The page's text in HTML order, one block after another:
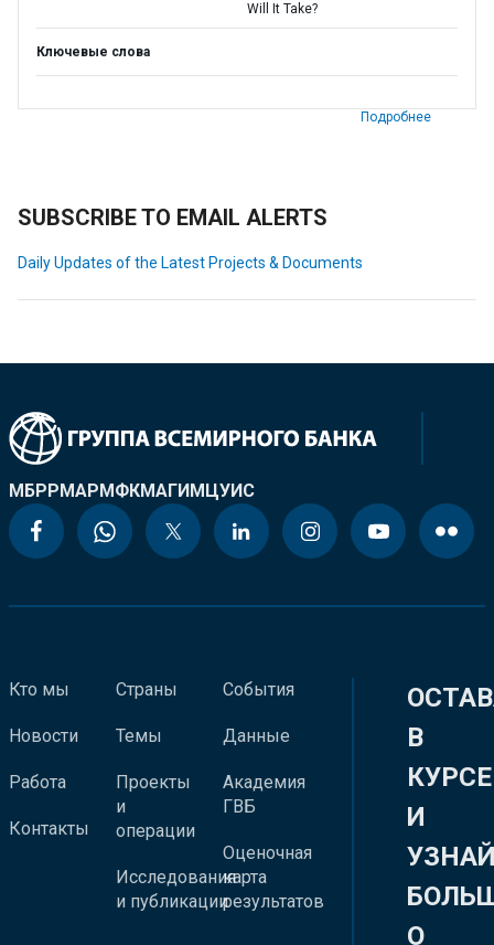
Will It Take?
Ключевые слова
Подробнее
SUBSCRIBE TO EMAIL ALERTS
Daily Updates of the Latest Projects & Documents
МБРРМАРМФКМАГИМЦУИС
Кто мы
Новости
Работа
Контакты
Страны
Темы
Проекты
и
операции
Исследования
и публикации
События
Данные
Академия
ГВБ
Оценочная
карта
результатов
В
КУРСЕ
И
О